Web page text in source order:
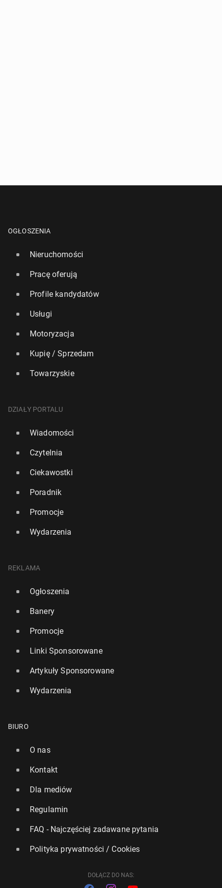
Starmer: Zamach Hamasu na Izrael naj­gor­szym
atakiem na Żydów od czasów Ho­lo­kau­stu
trak­to­wa­niu w izra­el­skim wię­zie­niu
OGŁOSZENIA
Nieruchomości
Pracę oferują
Profile kandydatów
Usługi
Motoryzacja
Kupię / Sprzedam
Towarzyskie
DZIAŁY PORTALU
Wiadomości
Czytelnia
Ciekawostki
Poradnik
Promocje
Wydarzenia
REKLAMA
Ogłoszenia
Banery
Promocje
Linki Sponsorowane
Artykuły Sponsorowane
Wydarzenia
BIURO
O nas
Kontakt
Dla mediów
Regulamin
FAQ - Najczęściej zadawane pytania
Polityka prywatności / Cookies
DOŁĄCZ DO NAS: